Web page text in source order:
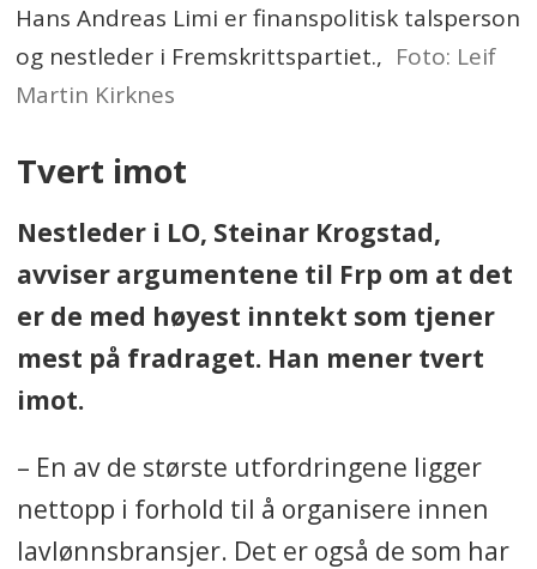
Hans Andreas Limi er finanspolitisk talsperson
og nestleder i Fremskrittspartiet., Foto: Leif
Martin Kirknes
Tvert imot
Nestleder i LO, Steinar Krogstad,
avviser argumentene til Frp om at det
er de med høyest inntekt som tjener
mest på fradraget. Han mener tvert
imot.
– En av de største utfordringene ligger
nettopp i forhold til å organisere innen
lavlønnsbransjer. Det er også de som har